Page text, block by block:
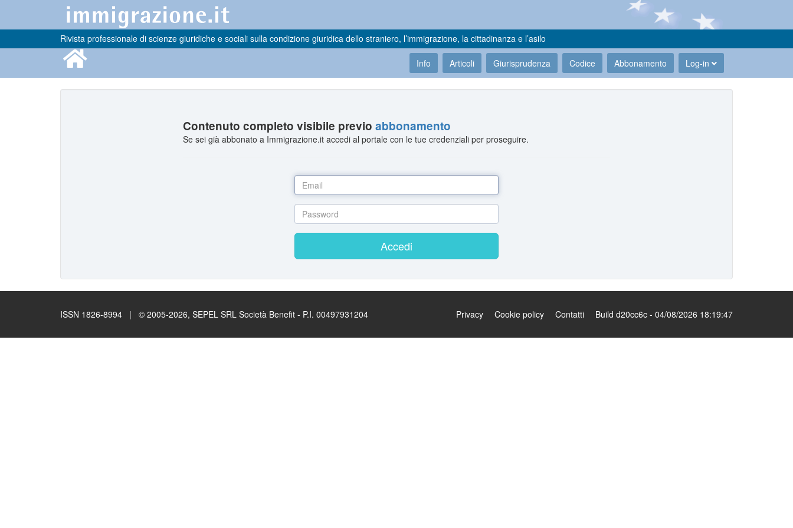
Rivista professionale di scienze giuridiche e sociali sulla condizione giuridica dello straniero, l’immigrazione, la cittadinanza e l’asilo
Info Articoli Giurisprudenza Codice Abbonamento Log-in
Contenuto completo visibile previoabbonamento
Se sei già abbonato a Immigrazione.it accedi al portale con le tue credenziali per proseguire.
Accedi
ISSN 1826-8994 | © 2005-2026, SEPEL SRL Società Benefit - P.I. 00497931204 Privacy Cookie policy Contatti Build d20cc6c - 04/08/2026 18:19:47